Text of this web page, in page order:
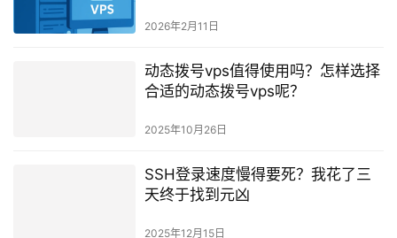
2025年12月23日
VPS服务器一次性能获取几个IP（附
完美搭建教学）
2026年2月11日
动态拨号vps值得使用吗？怎样选择
合适的动态拨号vps呢？
2025年10月26日